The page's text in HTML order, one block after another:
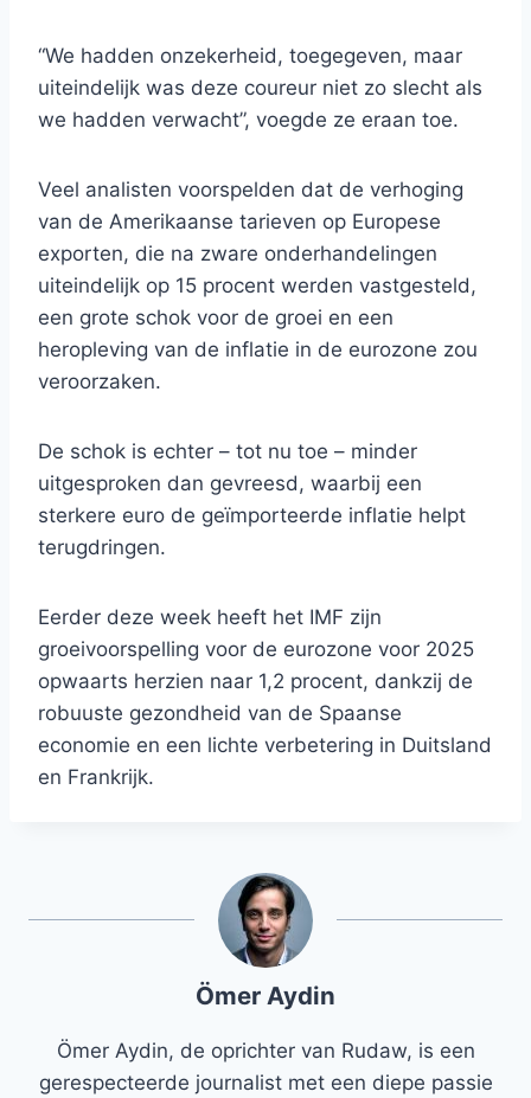
“We hadden onzekerheid, toegegeven, maar
uiteindelijk was deze coureur niet zo slecht als
we hadden verwacht”, voegde ze eraan toe.
Veel analisten voorspelden dat de verhoging
van de Amerikaanse tarieven op Europese
exporten, die na zware onderhandelingen
uiteindelijk op 15 procent werden vastgesteld,
een grote schok voor de groei en een
heropleving van de inflatie in de eurozone zou
veroorzaken.
De schok is echter – tot nu toe – minder
uitgesproken dan gevreesd, waarbij een
sterkere euro de geïmporteerde inflatie helpt
terugdringen.
Eerder deze week heeft het IMF zijn
groeivoorspelling voor de eurozone voor 2025
opwaarts herzien naar 1,2 procent, dankzij de
robuuste gezondheid van de Spaanse
economie en een lichte verbetering in Duitsland
en Frankrijk.
Ömer Aydin
Ömer Aydin, de oprichter van Rudaw, is een
gerespecteerde journalist met een diepe passie